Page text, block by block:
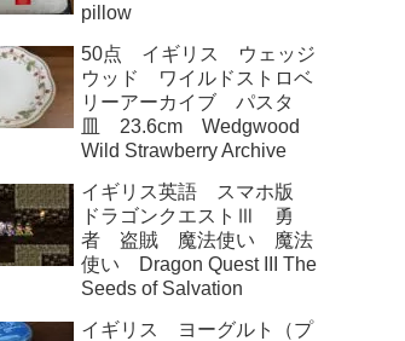
pillow
50点 イギリス ウェッジ
ウッド ワイルドストロベ
リーアーカイブ パスタ
皿 23.6cm Wedgwood
Wild Strawberry Archive
イギリス英語 スマホ版
ドラゴンクエストⅢ 勇
者 盗賊 魔法使い 魔法
使い Dragon Quest III The
Seeds of Salvation
イギリス ヨーグルト（プ